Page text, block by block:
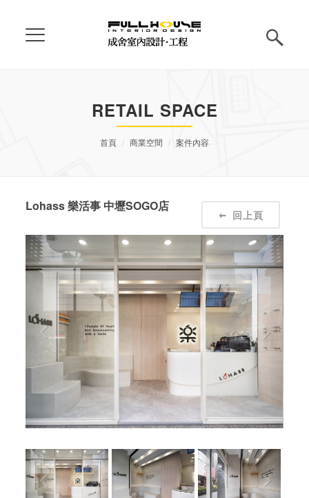
RETAIL SPACE
首頁 商業空間 案件內容
Lohass 樂活事 中壢SOGO店
回上頁